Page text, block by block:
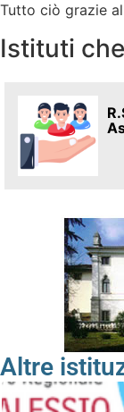
Tutto ciò grazie
Istituti
Altre